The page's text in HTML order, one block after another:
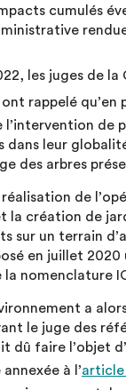
cumulés
les juges de
ont rappelé qu’en
de
dans leur
des arbres
de
la création de
sur un terrain
en juillet
nomenclature
a
le juge des
faire l’objet
à l’article